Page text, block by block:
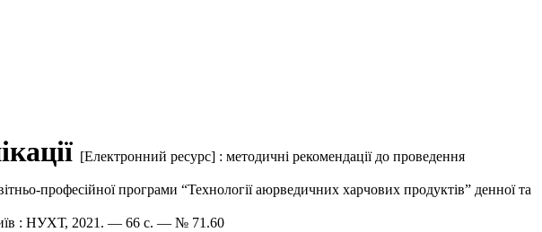
[Електронний ресурс] : методичні рекомендації до проведення
професійної програми “Технології аюрведичних харчових продуктів” денної та
Київ : НУХТ, 2021. — 66 с. — № 71.60